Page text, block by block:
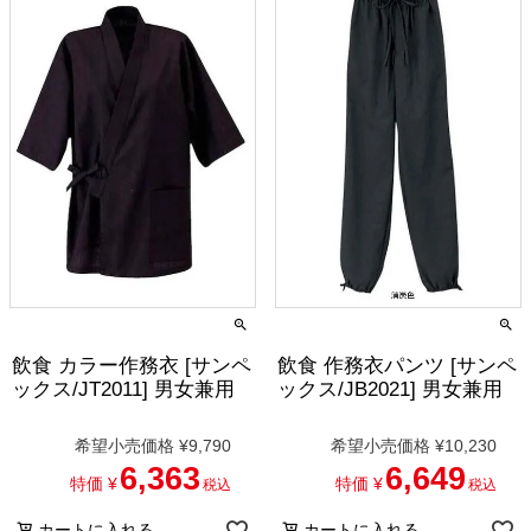
飲食 カラー作務衣 [サンペ
ックス/JT2011] 男女兼用
希望小売価格 ¥9,790
特価 ¥ 6,363 税込
飲食 作務衣パンツ [サンペ
ックス/JB2021] 男女兼用
希望小売価格 ¥10,230
特価 ¥ 6,649 税込